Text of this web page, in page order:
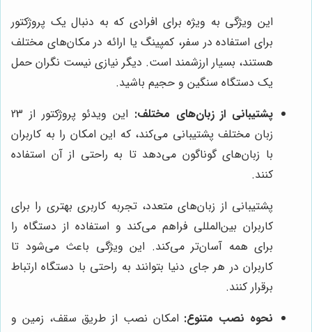
این ویژگی به ویژه برای افرادی که به دنبال یک پروژکتور
برای استفاده در سفر، کمپینگ یا ارائه در مکان‌های مختلف
هستند، بسیار ارزشمند است. دیگر نیازی نیست نگران حمل
یک دستگاه سنگین و حجیم باشید.
پشتیبانی از زبان‌های مختلف:
این ویدئو پروژکتور از 23
زبان مختلف پشتیبانی می‌کند، که این امکان را به کاربران
با زبان‌های گوناگون می‌دهد تا به راحتی از آن استفاده
کنند.
پشتیبانی از زبان‌های متعدد، تجربه کاربری بهتری را برای
کاربران بین‌المللی فراهم می‌کند و استفاده از دستگاه را
برای همه آسان‌تر می‌کند. این ویژگی باعث می‌شود تا
کاربران در هر جای دنیا بتوانند به راحتی با دستگاه ارتباط
برقرار کنند.
نحوه نصب متنوع: امکان نصب از طریق سقف، زمین و